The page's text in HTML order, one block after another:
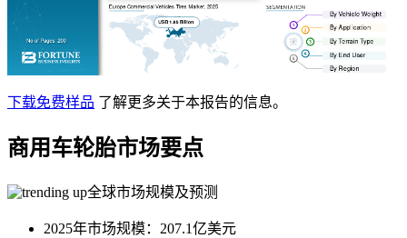
下载免费样品 了解更多关于本报告的信息。
商用车轮胎市场要点
全球市场规模及预测
2025年市场规模：207.1亿美元